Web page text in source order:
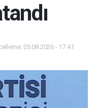
05.08.2026 - 17:41